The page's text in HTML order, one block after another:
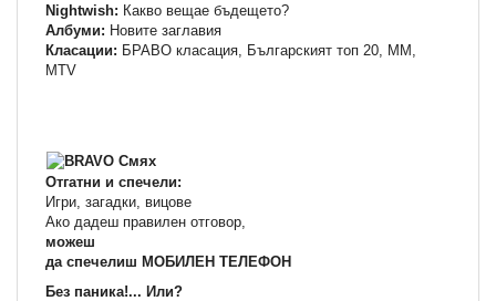
Nightwish: Какво вещае бъдещето?
Албуми: Новите заглавия
Класации: БРАВО класация, Българският топ 20, ММ,
МTV
Отгатни и спечели:
Игри, загадки, вицове
Ако дадеш правилен отговор,
можеш
да спечелиш МОБИЛЕН ТЕЛЕФОН
Без паника!... Или?